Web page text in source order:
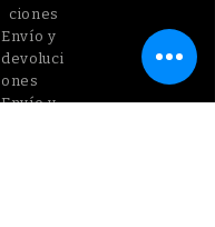
ciones
Envío y
devoluci
ones
Envío y